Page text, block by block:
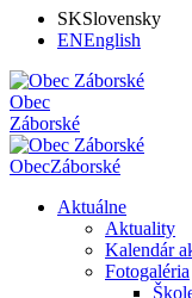
SKSlovensky
ENEnglish
Obec
Záborské
ObecZáborské
Aktuálne
Aktuality
Kalendár
Fotogaléria